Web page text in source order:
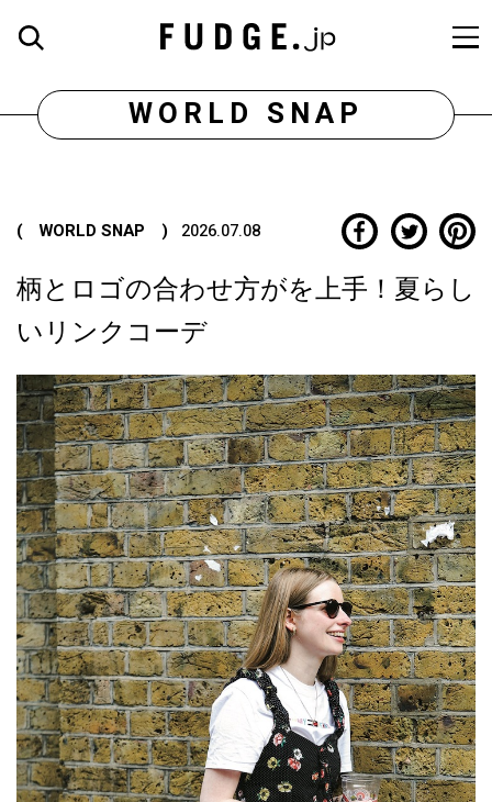
WORLD SNAP
( WORLD SNAP ) 2026.07.08
柄とロゴの合わせ方がを上手！夏らし
いリンクコーデ